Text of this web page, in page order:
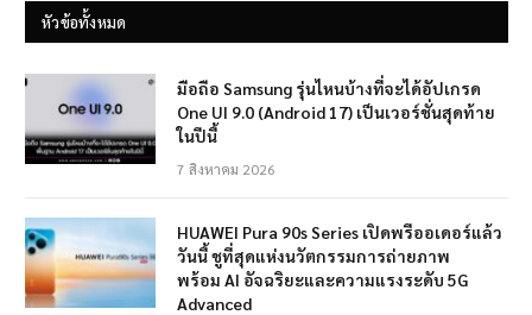
หัวข้อทั้งหมด
มือถือ Samsung รุ่นไหนบ้างที่จะได้อัปเกรด
One UI 9.0 (Android 17) เป็นเวอร์ชั่นสุดท้าย
ในปีนี้
7 สิงหาคม 2026
HUAWEI Pura 90s Series เปิดพรีออเดอร์แล้ว
วันนี้ ชูที่สุดแห่งนวัตกรรมการถ่ายภาพ
พร้อม AI อัจฉริยะและความแรงระดับ 5G
Advanced